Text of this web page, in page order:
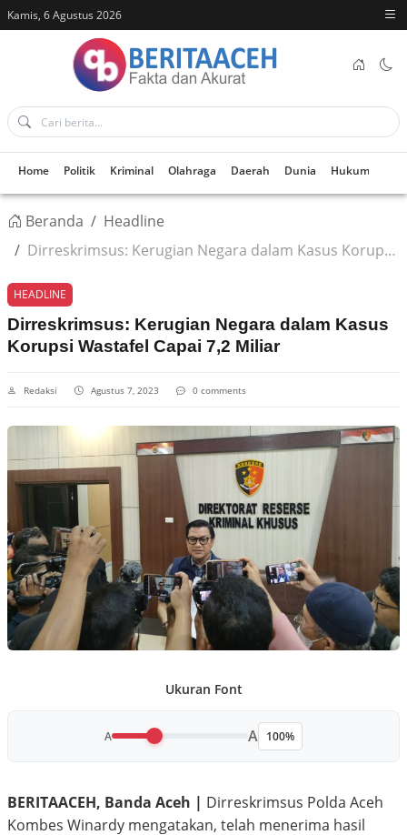
Kamis, 6 Agustus 2026
Home Politik Kriminal Olahraga Daerah Dunia Hukum
Beranda
Headline
Dirreskrimsus: Kerugian Negara dalam Kasus Korupsi Wastafel Capai 7,2 Miliar
HEADLINE
Dirreskrimsus: Kerugian Negara dalam Kasus
Korupsi Wastafel Capai 7,2 Miliar
Redaksi Agustus 7, 2023 0 comments
Ukuran Font
A A 100%
BERITAACEH, Banda Aceh | Dirreskrimsus Polda Aceh
Kombes Winardy mengatakan, telah menerima hasil